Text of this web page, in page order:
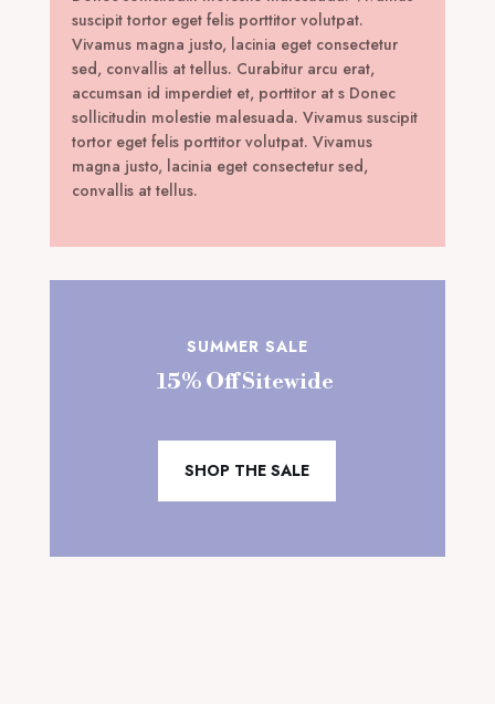
suscipit tortor eget felis porttitor volutpat.
Vivamus magna justo, lacinia eget consectetur
sed, convallis at tellus. Curabitur arcu erat,
accumsan id imperdiet et, porttitor at s Donec
sollicitudin molestie malesuada. Vivamus suscipit
tortor eget felis porttitor volutpat. Vivamus
magna justo, lacinia eget consectetur sed,
convallis at tellus.
SUMMER SALE
15% Off Sitewide
SHOP THE SALE